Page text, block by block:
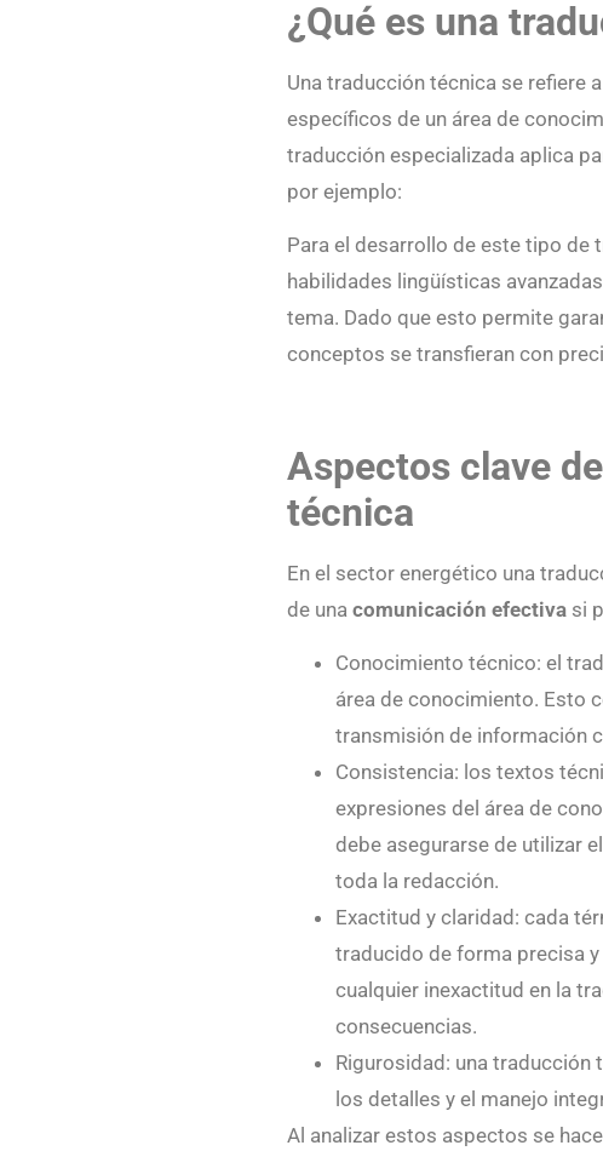
¿Qué es una
Una traducción técnica se refiere
específicos de un área de
traducción especializada aplica
por ejemplo:
Para el desarrollo de este tipo de
habilidades lingüísticas
tema. Dado que esto permite
conceptos se transfieran con
Aspectos clave
técnica
En el sector energético una
de unacomunicación efectiva si
Conocimiento técnico: el
área de conocimiento. Esto
transmisión de información
Consistencia: los textos
expresiones del área de
debe asegurarse de utilizar
toda la redacción.
Exactitud y claridad: cada
traducido de forma precisa
cualquier inexactitud en la
consecuencias.
Rigurosidad: una traducción
los detalles y el manejo
Al analizar estos aspectos se